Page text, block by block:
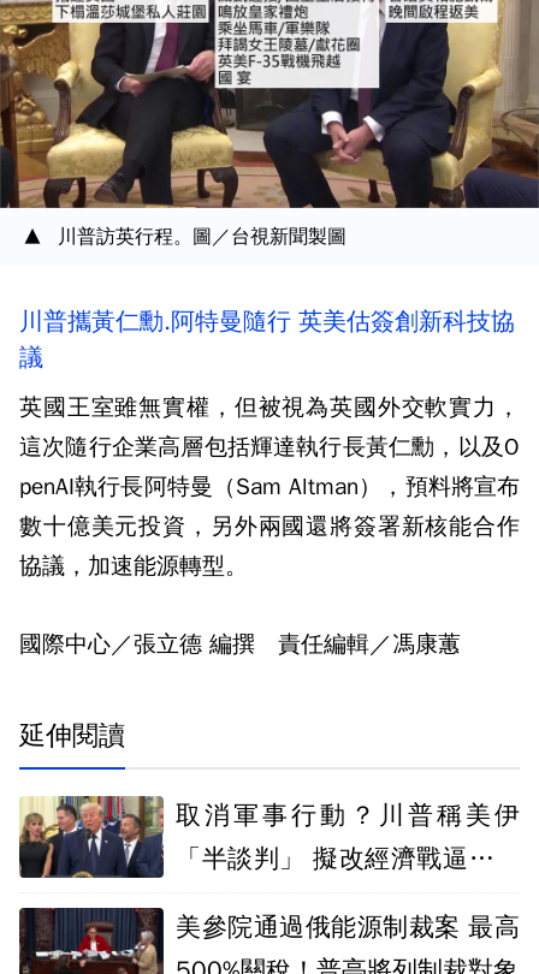
川普訪英行程。圖／台視新聞製圖
川普攜黃仁勳.阿特曼隨行 英美估簽創新科技協
議
英國王室雖無實權，但被視為英國外交軟實力，
這次隨行企業高層包括輝達執行長黃仁勳，以及O
penAI執行長阿特曼（Sam Altman），預料將宣布
數十億美元投資，另外兩國還將簽署新核能合作
協議，加速能源轉型。
國際中心／張立德 編撰 責任編輯／馮康蕙
延伸閱讀
取消軍事行動？川普稱美伊
「半談判」 擬改經濟戰逼伊朗
美參院通過俄能源制裁案 最高